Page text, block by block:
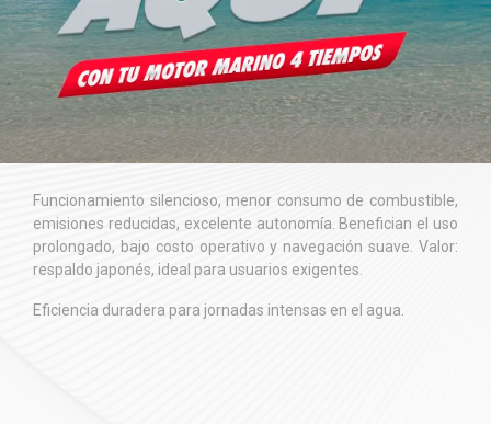
Funcionamiento silencioso, menor consumo de combustible,
emisiones reducidas, excelente autonomía. Benefician el uso
prolongado, bajo costo operativo y navegación suave. Valor:
respaldo japonés, ideal para usuarios exigentes.
Eficiencia duradera para jornadas intensas en el agua.